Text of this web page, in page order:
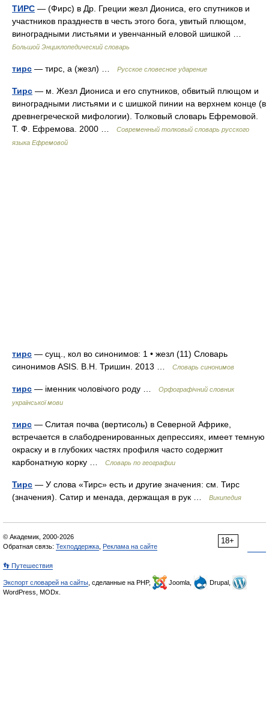
ТИРС — (Фирс) в Др. Греции жезл Диониса, его спутников и
участников празднеств в честь этого бога, увитый плющом,
виноградными листьями и увенчанный еловой шишкой …
Большой Энциклопедический словарь
тирс — тирс, а (жезл) … Русское словесное ударение
Тирс — м. Жезл Диониса и его спутников, обвитый плющом и
виноградными листьями и с шишкой пинии на верхнем конце (в
древнегреческой мифологии). Толковый словарь Ефремовой.
Т. Ф. Ефремова. 2000 …
Современный толковый словарь русского
языка Ефремовой
тирс — сущ., кол во синонимов: 1 • жезл (11) Словарь
синонимов ASIS. В.Н. Тришин. 2013 …
Словарь синонимов
тирс — іменник чоловічого роду …
Орфографічний словник
української мови
тирс — Слитая почва (вертисоль) в Северной Африке,
встречается в слабодренированных депрессиях, имеет темную
окраску и в глубоких частях профиля часто содержит
карбонатную корку …
Словарь по географии
Тирс — У слова «Тирс» есть и другие значения: см. Тирс
(значения). Сатир и менада, держащая в рук …
Википедия
18+
© Академик, 2000-2026
Обратная связь: Техподдержка Реклама на сайте
👣 Путешествия
Экспорт словарей на сайты , сделанные на PHP, Joomla,
Drupal,
WordPress, MODx.